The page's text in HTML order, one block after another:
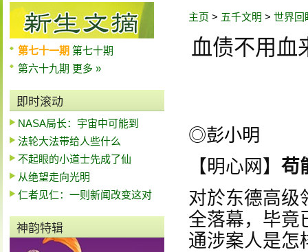
第七十一期 第七十期
第六十九期 更多 »
即时滚动
NASA局长：宇宙中可能到
法轮大法带给人些什么
不起眼的小道士先成了仙
从绝望走向光明
仁者见仁：一则新闻改变这对
神韵特辑
主页 > 五千文明 > 世界回
血债不用
◎彭小明
【明心网】 苟
对於东德高级
全落幕，毕竟
通涉案人是怎